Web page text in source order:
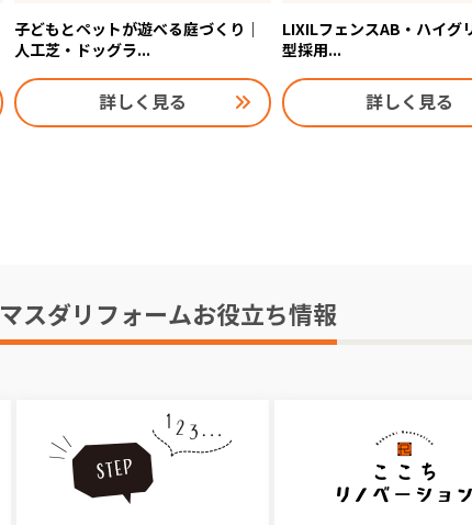
子どもとペットが遊べる庭づくり｜
人工芝・ドッグラ...
詳しく見る
LIXILフェンスAB・ハイグ
型採用...
詳しく見る
マスダリフォームお役立ち情報